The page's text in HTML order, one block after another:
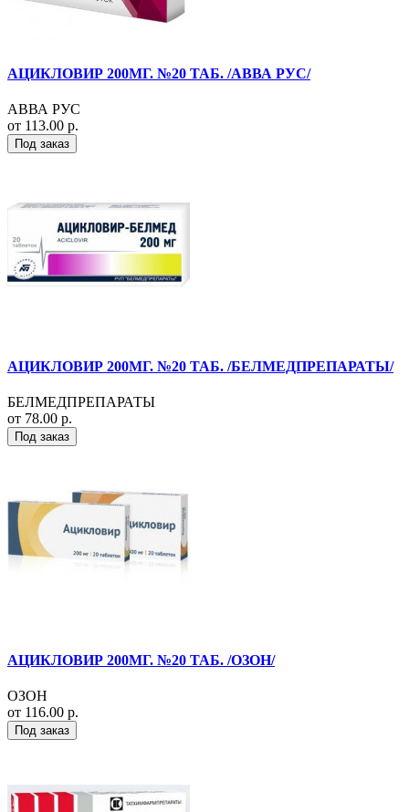
АЦИКЛОВИР 200МГ. №20 ТАБ. /АВВА РУС/
АВВА РУС
от 113.00 р.
Под заказ
АЦИКЛОВИР 200МГ. №20 ТАБ. /БЕЛМЕДПРЕПАРАТЫ/
БЕЛМЕДПРЕПАРАТЫ
от 78.00 р.
Под заказ
АЦИКЛОВИР 200МГ. №20 ТАБ. /ОЗОН/
ОЗОН
от 116.00 р.
Под заказ